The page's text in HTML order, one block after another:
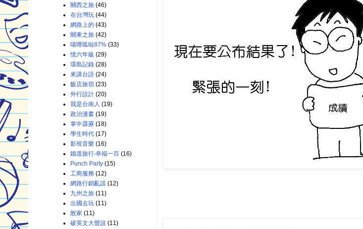
關西之旅 (46)
在台灣玩 (44)
網路上的 (43)
關東之旅 (42)
喵哩呱啦87% (33)
憶六年級 (29)
環島記錄 (28)
來講台語 (24)
飯店旅宿 (23)
外行設計 (20)
我是台南人 (19)
政治漫畫 (19)
掌中霹靂 (18)
學生時代 (17)
影視音樂 (16)
鐵道旅行‧幸福一百 (16)
Punch Party (15)
工商服務 (12)
網路行銷亂談 (12)
九州之旅 (11)
出國去玩 (11)
敗家 (11)
破英文大聲說 (11)